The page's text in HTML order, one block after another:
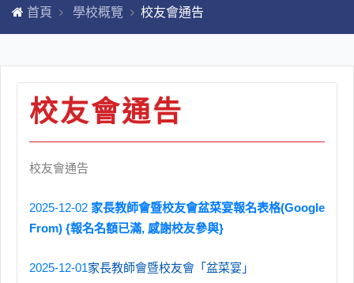
首頁 學校概覽 校友會通告
校友會通告
校友會通告
2025-12-02 家長教師會暨校友會盆菜宴報名表格(Google
From) {報名名額已滿, 感謝校友參與}
2025-12-01家長教師會暨校友會「盆菜宴」